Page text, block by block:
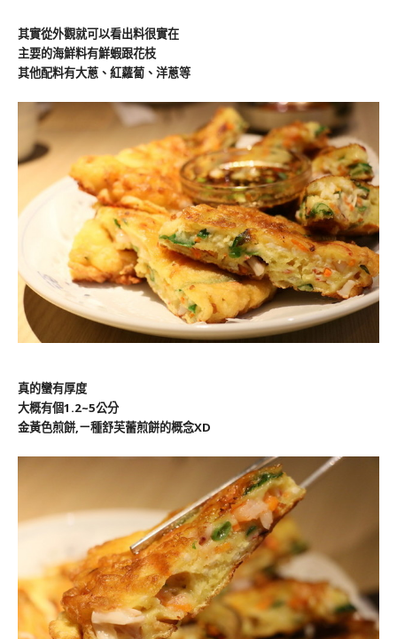
其實從外觀就可以看出料很實在
主要的海鮮料有鮮蝦跟花枝
其他配料有大蔥、紅蘿蔔、洋蔥等
真的蠻有厚度
大概有個1.2~5公分
金黃色煎餅,ㄧ種舒芙蕾煎餅的概念XD